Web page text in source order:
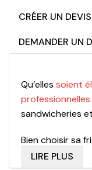
CRÉER UN
DEMANDER UN
Qu’elles soient
professionnelles
sandwicheries
Bien choisir sa
primordial pour
LIRE PLUS